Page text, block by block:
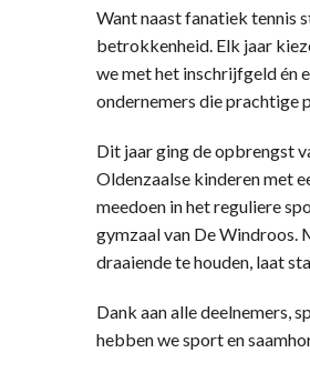
Want naast fanatiek tennis
betrokkenheid. Elk jaar
we met het inschrijfgeld én
ondernemers die prachtige
Dit jaar ging de opbrengst
Oldenzaalse kinderen met
meedoen in het reguliere
gymzaal van De Windroos.
draaiende te houden, laat
Dank aan alle deelnemers,
hebben we sport en